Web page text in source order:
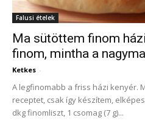
Falusi ételek
Ma sütöttem finom
finom, mintha a
Ketkes -
A legfinomabb a friss házi kenyér.
receptet, csak így készítem,
dkg finomliszt, 1 csomag (7 g)...